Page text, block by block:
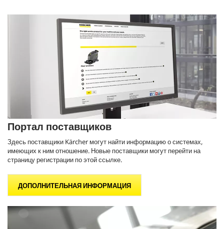
Портал поставщиков
Здесь поставщики Kärcher могут найти информацию о системах,
имеющих к ним отношение. Новые поставщики могут перейти на
страницу регистрации по этой ссылке.
ДОПОЛНИТЕЛЬНАЯ ИНФОРМАЦИЯ